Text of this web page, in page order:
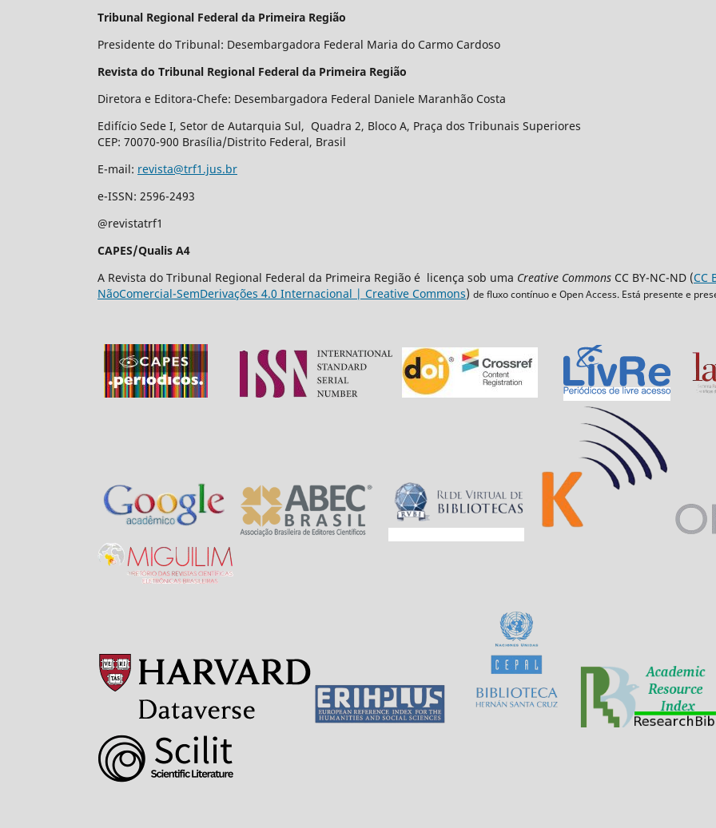
Tribunal Regional Federal da Primeira Região
Presidente do Tribunal: Desembargadora Federal Maria do Carmo Cardoso
Revista do Tribunal Regional Federal da Primeira Região
Diretora e Editora-Chefe: Desembargadora Federal Daniele Maranhão Costa
Edifício Sede I, Setor de Autarquia Sul, Quadra 2, Bloco A, Praça dos Tribunais Superiores
CEP: 70070-900 Brasília/Distrito Federal, Brasil
E-mail: revista@trf1.jus.br
e-ISSN: 2596-2493
@revistatrf1
CAPES/Qualis A4
A Revista do Tribunal Regional Federal da Primeira Região é licença sob uma Creative Commons CC BY-NC-ND (CC
NãoComercial-SemDerivações 4.0 Internacional | Creative Commons) de fluxo contínuo e Open Access. Está presente e